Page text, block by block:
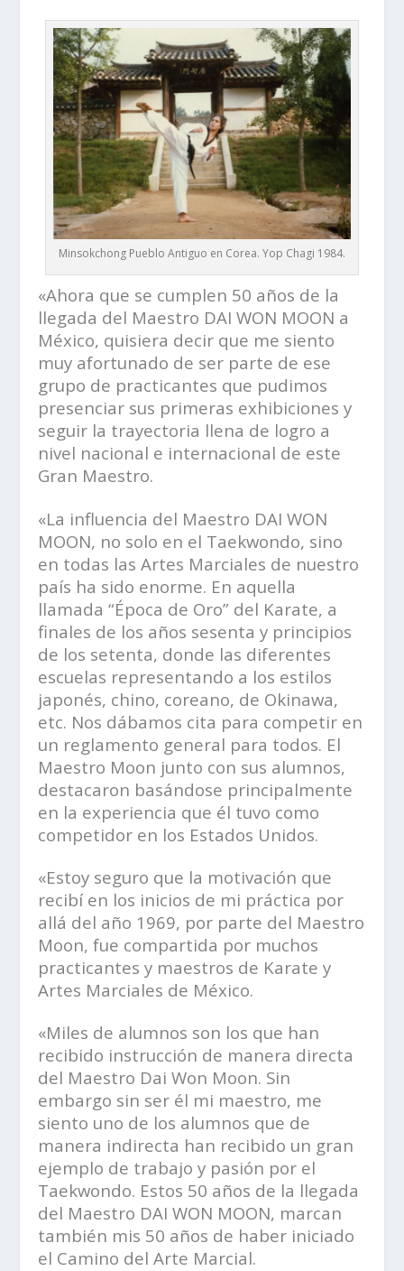
Minsokchong Pueblo Antiguo en Corea. Yop Chagi 1984.
«Ahora que se cumplen 50 años de la
llegada del Maestro DAI WON MOON a
México, quisiera decir que me siento
muy afortunado de ser parte de ese
grupo de practicantes que pudimos
presenciar sus primeras exhibiciones y
seguir la trayectoria llena de logro a
nivel nacional e internacional de este
Gran Maestro.
«La influencia del Maestro DAI WON
MOON, no solo en el Taekwondo, sino
en todas las Artes Marciales de nuestro
país ha sido enorme. En aquella
llamada “Época de Oro” del Karate, a
finales de los años sesenta y principios
de los setenta, donde las diferentes
escuelas representando a los estilos
japonés, chino, coreano, de Okinawa,
etc. Nos dábamos cita para competir en
un reglamento general para todos. El
Maestro Moon junto con sus alumnos,
destacaron basándose principalmente
en la experiencia que él tuvo como
competidor en los Estados Unidos.
«Estoy seguro que la motivación que
recibí en los inicios de mi práctica por
allá del año 1969, por parte del Maestro
Moon, fue compartida por muchos
practicantes y maestros de Karate y
Artes Marciales de México.
«Miles de alumnos son los que han
recibido instrucción de manera directa
del Maestro Dai Won Moon. Sin
embargo sin ser él mi maestro, me
siento uno de los alumnos que de
manera indirecta han recibido un gran
ejemplo de trabajo y pasión por el
Taekwondo. Estos 50 años de la llegada
del Maestro DAI WON MOON, marcan
también mis 50 años de haber iniciado
el Camino del Arte Marcial.